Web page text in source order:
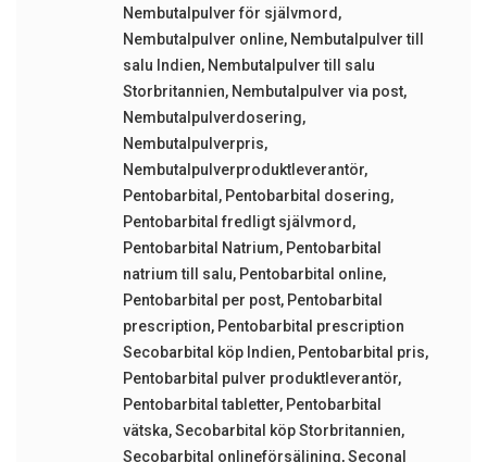
Nembutalpulver för självmord ,
Nembutalpulver online, Nembutalpulver till
salu Indien, Nembutalpulver till salu
Storbritannien, Nembutalpulver via post,
Nembutalpulverdosering,
Nembutalpulverpris,
Nembutalpulverproduktleverantör,
Pentobarbital , Pentobarbital dosering,
Pentobarbital fredligt självmord ,
Pentobarbital Natrium, Pentobarbital
natrium till salu, Pentobarbital online,
Pentobarbital per post, Pentobarbital
prescription, Pentobarbital prescription
Secobarbital köp Indien, Pentobarbital pris,
Pentobarbital pulver produktleverantör,
Pentobarbital tabletter, Pentobarbital
vätska,Secobarbital köp Storbritannien,
Secobarbital onlineförsäljning,Seconal